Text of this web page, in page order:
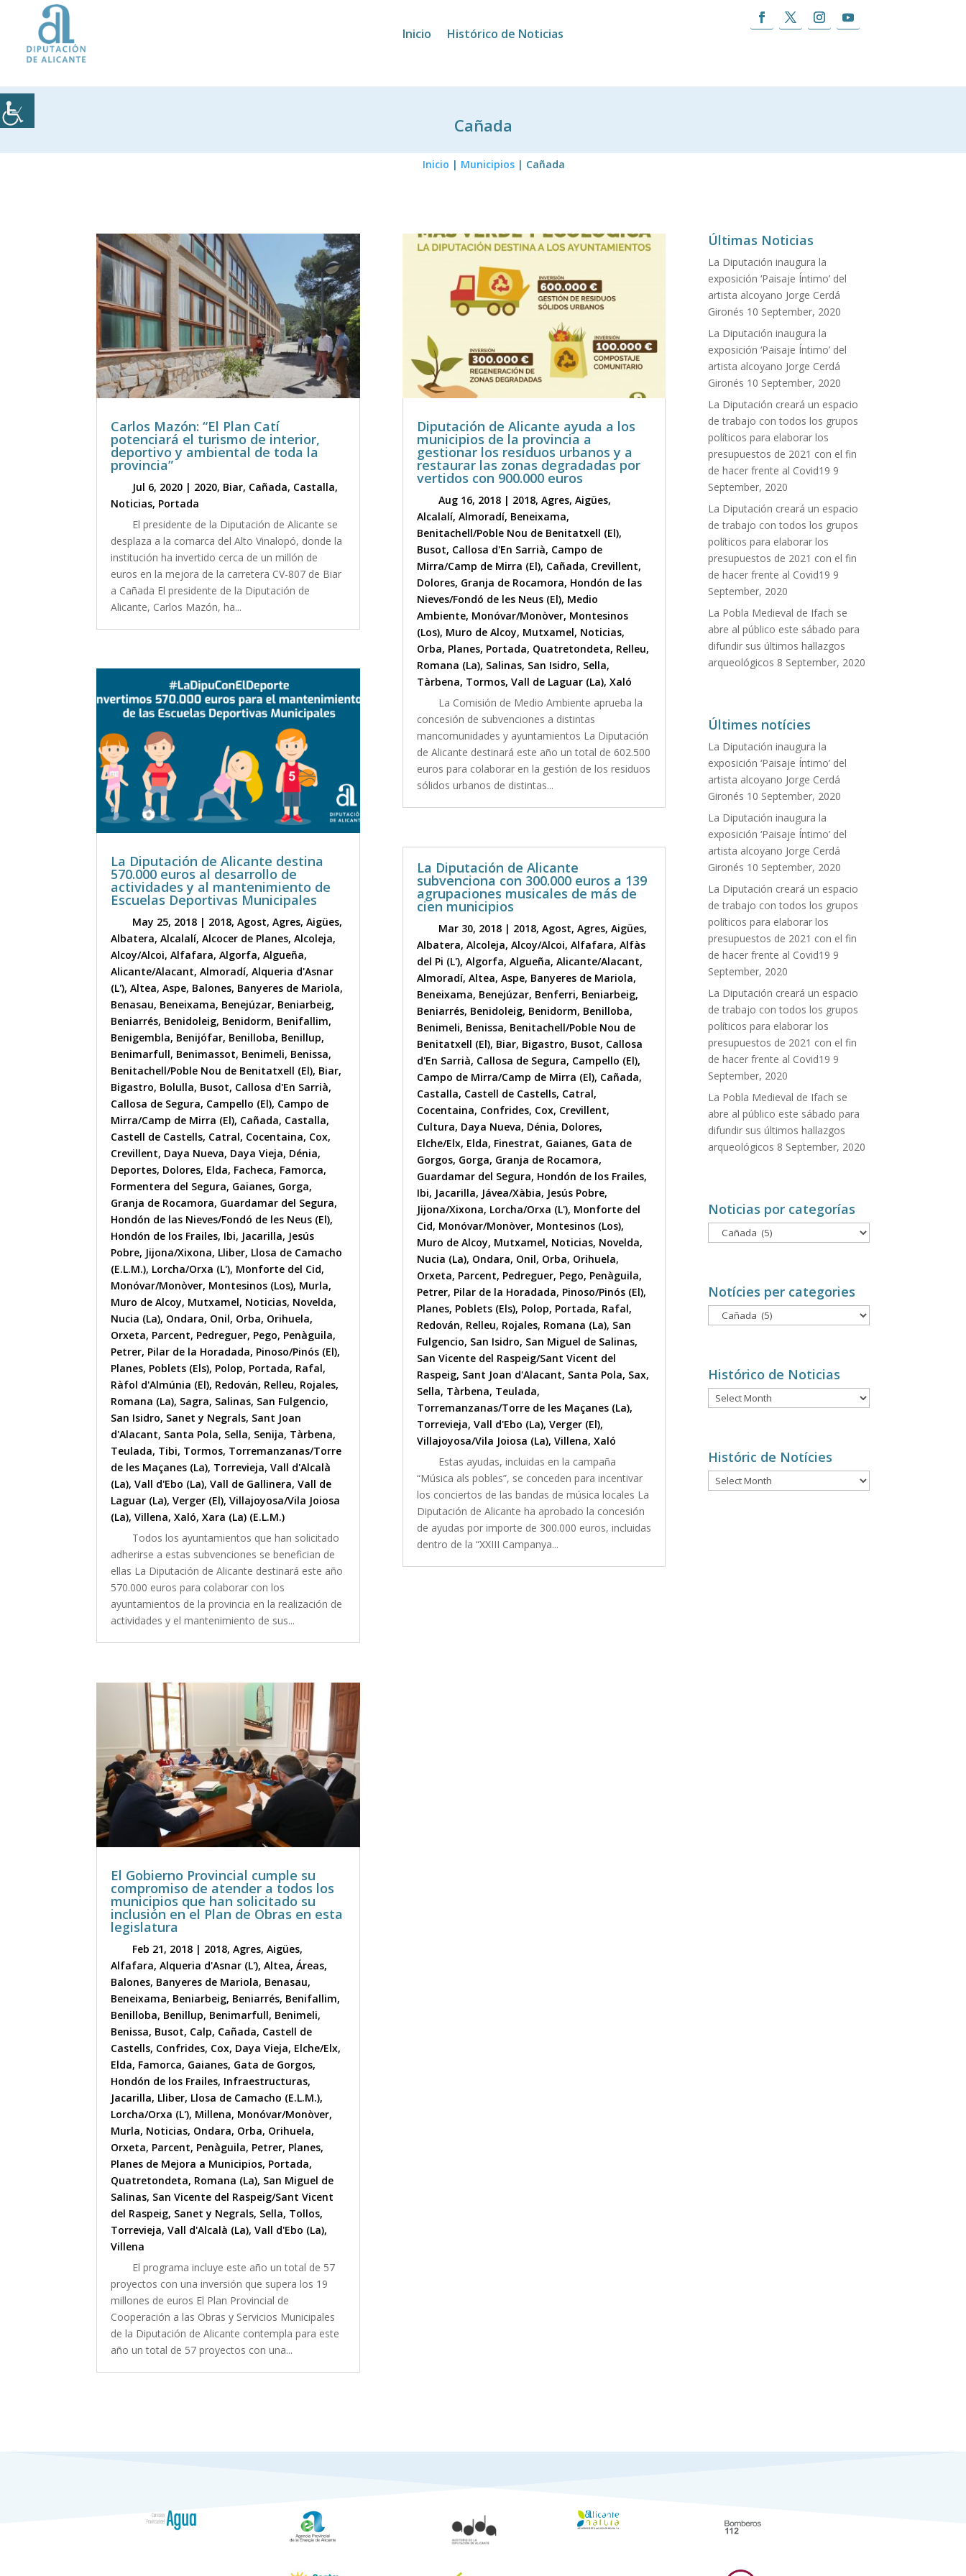
Inicio Histórico de Noticias
Cañada
Inicio | Municipios | Cañada
Carlos Mazón: “El Plan Catí
potenciará el turismo de interior,
deportivo y ambiental de toda la
provincia”
Jul 6, 2020 | 2020, Biar, Cañada, Castalla,
Noticias, Portada
El presidente de la Diputación de Alicante se
desplaza a la comarca del Alto Vinalopó, donde la
institución ha invertido cerca de un millón de
euros en la mejora de la carretera CV-807 de Biar
a Cañada El presidente de la Diputación de
Alicante, Carlos Mazón, ha...
La Diputación de Alicante destina
570.000 euros al desarrollo de
actividades y al mantenimiento de
Escuelas Deportivas Municipales
May 25, 2018 | 2018,Agost,Agres,Aigües,
Albatera,Alcalalí,Alcocer de Planes,Alcoleja,
Alcoy/Alcoi,Alfafara,Algorfa,Algueña,
Alicante/Alacant,Almoradí,Alqueria d'Asnar
(L'),Altea,Aspe, Balones, Banyeres de Mariola,
Benasau, Beneixama, Benejúzar, Beniarbeig,
Beniarrés, Benidoleig, Benidorm, Benifallim,
Benigembla, Benijófar, Benilloba, Benillup,
Benimarfull, Benimassot, Benimeli, Benissa,
Benitachell/Poble Nou de Benitatxell (El), Biar,
Bigastro, Bolulla, Busot, Callosa d'En Sarrià,
Callosa de Segura, Campello (El), Campo de
Mirra/Camp de Mirra (El), Cañada, Castalla,
Castell de Castells, Catral, Cocentaina, Cox,
Crevillent, Daya Nueva, Daya Vieja, Dénia,
Deportes, Dolores, Elda, Facheca, Famorca,
Formentera del Segura, Gaianes, Gorga,
Granja de Rocamora, Guardamar del Segura,
Hondón de las Nieves/Fondó de les Neus (El),
Hondón de los Frailes, Ibi, Jacarilla, Jesús
Pobre, Jijona/Xixona, Lliber, Llosa de Camacho
(E.L.M.), Lorcha/Orxa (L'), Monforte del Cid,
Monóvar/Monòver, Montesinos (Los), Murla,
Muro de Alcoy, Mutxamel, Noticias, Novelda,
Nucia (La), Ondara, Onil, Orba, Orihuela,
Orxeta, Parcent, Pedreguer, Pego, Penàguila,
Petrer, Pilar de la Horadada, Pinoso/Pinós (El),
Planes, Poblets (Els), Polop, Portada, Rafal,
Ràfol d'Almúnia (El), Redován, Relleu, Rojales,
Romana (La), Sagra, Salinas, San Fulgencio,
San Isidro, Sanet y Negrals, Sant Joan
d'Alacant, Santa Pola, Sella, Senija, Tàrbena,
Teulada, Tibi, Tormos, Torremanzanas/Torre
de les Maçanes (La), Torrevieja,Vall d'Alcalà
(La),Vall d'Ebo (La),Vall de Gallinera,Vall de
Laguar (La),Verger (El),Villajoyosa/Vila Joiosa
(La),Villena,Xaló,Xara (La) (E.L.M.)
Todos los ayuntamientos que han solicitado
adherirse a estas subvenciones se benefician de
ellas La Diputación de Alicante destinará este año
570.000 euros para colaborar con los
ayuntamientos de la provincia en la realización de
actividades y el mantenimiento de sus...
El Gobierno Provincial cumple su
compromiso de atender a todos los
municipios que han solicitado su
inclusión en el Plan de Obras en esta
legislatura
Feb 21, 2018 | 2018,Agres,Aigües,
Alfafara,Alqueria d'Asnar (L'),Altea,Áreas,
Balones, Banyeres de Mariola, Benasau,
Beneixama, Beniarbeig, Beniarrés, Benifallim,
Benilloba, Benillup, Benimarfull, Benimeli,
Benissa, Busot, Calp, Cañada, Castell de
Castells, Confrides, Cox, Daya Vieja, Elche/Elx,
Elda, Famorca, Gaianes, Gata de Gorgos,
Hondón de los Frailes, Infraestructuras,
Jacarilla, Lliber, Llosa de Camacho (E.L.M.),
Lorcha/Orxa (L'), Millena, Monóvar/Monòver,
Murla, Noticias, Ondara, Orba, Orihuela,
Orxeta, Parcent, Penàguila, Petrer, Planes,
Planes de Mejora a Municipios, Portada,
Quatretondeta, Romana (La), San Miguel de
Salinas, San Vicente del Raspeig/Sant Vicent
del Raspeig, Sanet y Negrals, Sella, Tollos,
Torrevieja,Vall d'Alcalà (La),Vall d'Ebo (La),
Villena
El programa incluye este año un total de 57
proyectos con una inversión que supera los 19
millones de euros El Plan Provincial de
Cooperación a las Obras y Servicios Municipales
de la Diputación de Alicante contempla para este
año un total de 57 proyectos con una...
Diputación de Alicante ayuda a los
municipios de la provincia a
gestionar los residuos urbanos y a
restaurar las zonas degradadas por
vertidos con 900.000 euros
Aug 16, 2018| 2018, Agres, Aigües,
Alcalalí, Almoradí, Beneixama,
Benitachell/Poble Nou de Benitatxell (El),
Busot, Callosa d'En Sarrià, Campo de
Mirra/Camp de Mirra (El), Cañada, Crevillent,
Dolores, Granja de Rocamora, Hondón de las
Nieves/Fondó de les Neus (El), Medio
Ambiente, Monóvar/Monòver, Montesinos
(Los), Muro de Alcoy, Mutxamel, Noticias,
Orba, Planes, Portada, Quatretondeta, Relleu,
Romana (La), Salinas, San Isidro, Sella,
Tàrbena, Tormos, Vall de Laguar (La), Xaló
La Comisión de Medio Ambiente aprueba la
concesión de subvenciones a distintas
mancomunidades y ayuntamientos La Diputación
de Alicante destinará este año un total de 602.500
euros para colaborar en la gestión de los residuos
sólidos urbanos de distintas...
La Diputación de Alicante
subvenciona con 300.000 euros a 139
agrupaciones musicales de más de
cien municipios
Mar 30, 2018| 2018, Agost, Agres, Aigües,
Albatera, Alcoleja, Alcoy/Alcoi, Alfafara, Alfàs
del Pi (L'), Algorfa, Algueña, Alicante/Alacant,
Almoradí, Altea, Aspe, Banyeres de Mariola,
Beneixama, Benejúzar, Benferri, Beniarbeig,
Beniarrés, Benidoleig, Benidorm, Benilloba,
Benimeli, Benissa, Benitachell/Poble Nou de
Benitatxell (El), Biar, Bigastro, Busot, Callosa
d'En Sarrià, Callosa de Segura, Campello (El),
Campo de Mirra/Camp de Mirra (El), Cañada,
Castalla, Castell de Castells, Catral,
Cocentaina, Confrides, Cox, Crevillent,
Cultura, Daya Nueva, Dénia, Dolores,
Elche/Elx, Elda, Finestrat, Gaianes, Gata de
Gorgos, Gorga, Granja de Rocamora,
Guardamar del Segura, Hondón de los Frailes,
Ibi, Jacarilla, Jávea/Xàbia, Jesús Pobre,
Jijona/Xixona, Lorcha/Orxa (L'), Monforte del
Cid, Monóvar/Monòver, Montesinos (Los),
Muro de Alcoy, Mutxamel, Noticias, Novelda,
Nucia (La), Ondara, Onil, Orba, Orihuela,
Orxeta, Parcent, Pedreguer, Pego, Penàguila,
Petrer, Pilar de la Horadada, Pinoso/Pinós (El),
Planes, Poblets (Els), Polop, Portada, Rafal,
Redován, Relleu, Rojales, Romana (La), San
Fulgencio, San Isidro, San Miguel de Salinas,
San Vicente del Raspeig/Sant Vicent del
Raspeig, Sant Joan d'Alacant, Santa Pola, Sax,
Sella, Tàrbena, Teulada,
Torremanzanas/Torre de les Maçanes (La),
Torrevieja, Vall d'Ebo (La), Verger (El),
Villajoyosa/Vila Joiosa (La), Villena, Xaló
Estas ayudas, incluidas en la campaña
“Música als pobles”, se conceden para incentivar
los conciertos de las bandas de música locales La
Diputación de Alicante ha aprobado la concesión
de ayudas por importe de 300.000 euros, incluidas
dentro de la “XXIII Campanya...
Últimas Noticias
La Diputación inaugura la
exposición ‘Paisaje Íntimo’ del
artista alcoyano Jorge Cerdá
Gironés 10 September, 2020
La Diputación inaugura la
exposición ‘Paisaje Íntimo’ del
artista alcoyano Jorge Cerdá
Gironés 10 September, 2020
La Diputación creará un espacio
de trabajo con todos los grupos
políticos para elaborar los
presupuestos de 2021 con el fin
de hacer frente al Covid19 9
September, 2020
La Diputación creará un espacio
de trabajo con todos los grupos
políticos para elaborar los
presupuestos de 2021 con el fin
de hacer frente al Covid19 9
September, 2020
La Pobla Medieval de Ifach se
abre al público este sábado para
difundir sus últimos hallazgos
arqueológicos 8 September, 2020
Últimes notícies
La Diputación inaugura la
exposición ‘Paisaje Íntimo’ del
artista alcoyano Jorge Cerdá
Gironés 10 September, 2020
La Diputación inaugura la
exposición ‘Paisaje Íntimo’ del
artista alcoyano Jorge Cerdá
Gironés 10 September, 2020
La Diputación creará un espacio
de trabajo con todos los grupos
políticos para elaborar los
presupuestos de 2021 con el fin
de hacer frente al Covid19 9
September, 2020
La Diputación creará un espacio
de trabajo con todos los grupos
políticos para elaborar los
presupuestos de 2021 con el fin
de hacer frente al Covid19 9
September, 2020
La Pobla Medieval de Ifach se
abre al público este sábado para
difundir sus últimos hallazgos
arqueológicos 8 September, 2020
Noticias por categorías
Noticias
por
Notícies per categories
Notícies
per
Histórico de Noticias
Histórico
de
Históric de Notícies
Históric
de